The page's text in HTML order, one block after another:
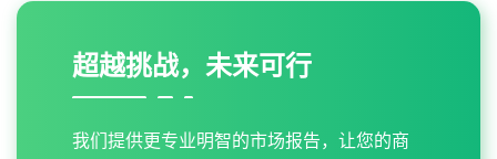
超越挑战，未来可行
我们提供更专业明智的市场报告，让您的商